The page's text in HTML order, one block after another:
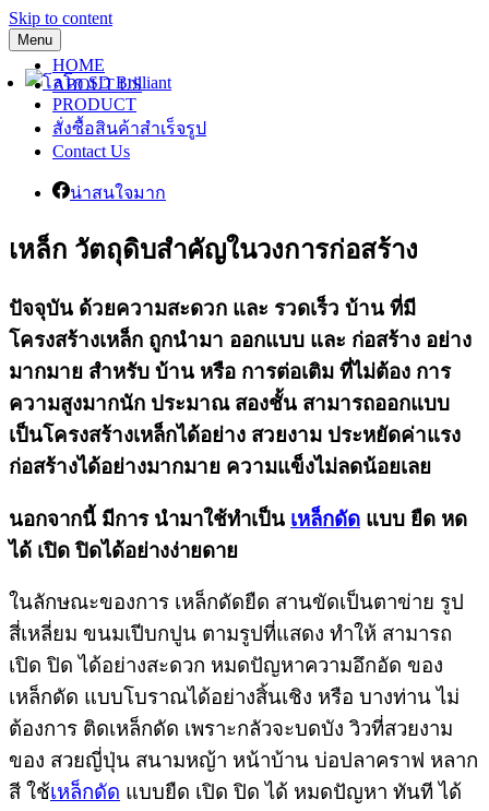
Skip to content
Menu
HOME
ABOUT US
PRODUCT
สั่งซื้อสินค้าสำเร็จรูป
Contact Us
น่าสนใจมาก
เหล็ก วัตถุดิบสำคัญในวงการก่อสร้าง
ปัจจุบัน ด้วยความสะดวก และ รวดเร็ว บ้าน ที่มี
โครงสร้างเหล็ก ถูกนำมา ออกแบบ และ ก่อสร้าง อย่าง
มากมาย สำหรับ บ้าน หรือ การต่อเติม ที่ไม่ต้อง การ
ความสูงมากนัก ประมาณ สองชั้น สามารถออกแบบ
เป็นโครงสร้างเหล็กได้อย่าง สวยงาม ประหยัดค่าแรง
ก่อสร้างได้อย่างมากมาย ความแข็งไม่ลดน้อยเลย
นอกจากนี้ มีการ นำมาใช้ทำเป็น เหล็กดัด แบบ ยืด หด
ได้ เปิด ปิดได้อย่างง่ายดาย
ในลักษณะของการ เหล็กดัดยืด สานขัดเป็นตาข่าย รูป
สี่เหลี่ยม ขนมเปีบกปูน ตามรูปที่แสดง ทำให้ สามารถ
เปิด ปิด ได้อย่างสะดวก หมดปัญหาความอึกอัด ของ
เหล็กดัด แบบโบราณได้อย่างสิ้นเชิง หรือ บางท่าน ไม่
ต้องการ ติดเหล็กดัด เพราะกลัวจะบดบัง วิวที่สวยงาม
ของ สวยญี่ปุ่น สนามหญ้า หน้าบ้าน บ่อปลาคราฟ หลาก
สี ใช้เหล็กดัด แบบยืด เปิด ปิด ได้ หมดปัญหา ทันที ได้